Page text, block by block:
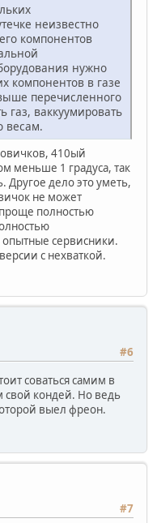
неизвестно
компонентов
нужно
компонентов в газе
перечисленного
газ, ваккуумировать
весам.
410ый
меньше 1 градуса, так
Другое дело это уметь,
не может
полностью
опытные сервисники.
с нехваткой.
#6
соваться самим в
свой кондей. Но ведь
выел фреон.
#7